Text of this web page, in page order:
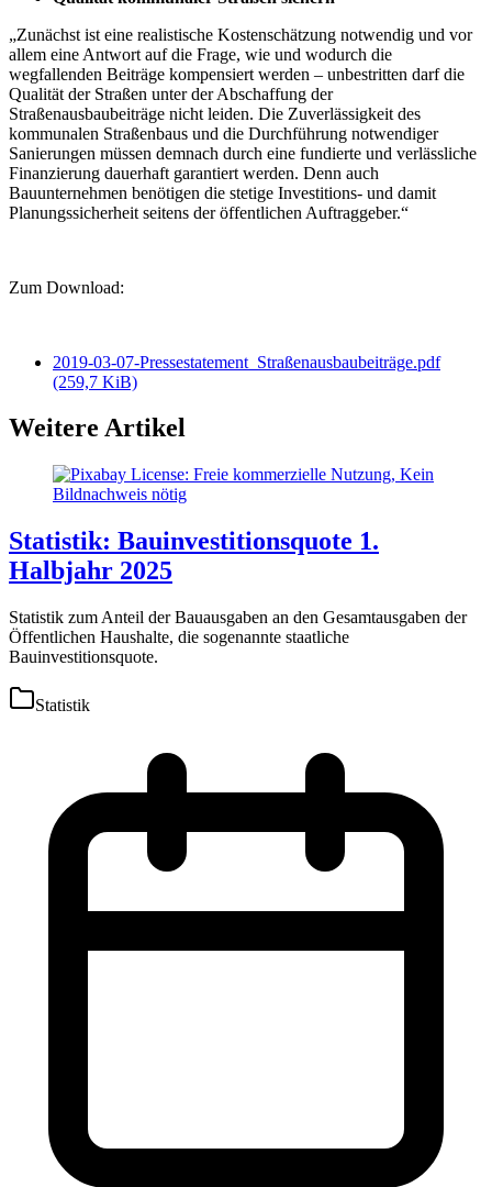
„Zunächst ist eine realistische Kostenschätzung notwendig und vor
allem eine Antwort auf die Frage, wie und wodurch die
wegfallenden Beiträge kompensiert werden – unbestritten darf die
Qualität der Straßen unter der Abschaffung der
Straßenausbaubeiträge nicht leiden. Die Zuverlässigkeit des
kommunalen Straßenbaus und die Durchführung notwendiger
Sanierungen müssen demnach durch eine fundierte und verlässliche
Finanzierung dauerhaft garantiert werden. Denn auch
Bauunternehmen benötigen die stetige Investitions- und damit
Planungssicherheit seitens der öffentlichen Auftraggeber.“
Zum Download:
2019-03-07-Pressestatement_Straßenausbaubeiträge.pdf
(259,7 KiB)
Weitere Artikel
Statistik: Bauinvestitionsquote 1.
Halbjahr 2025
Statistik zum Anteil der Bauausgaben an den Gesamtausgaben der
Öffentlichen Haushalte, die sogenannte staatliche
Bauinvestitionsquote.
Statistik